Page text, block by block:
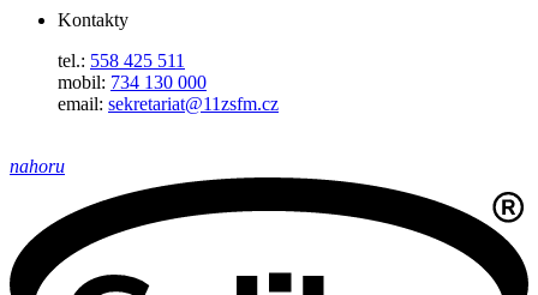
Kontakty
tel.: 558 425 511
mobil: 734 130 000
email: sekretariat@11zsfm.cz
nahoru